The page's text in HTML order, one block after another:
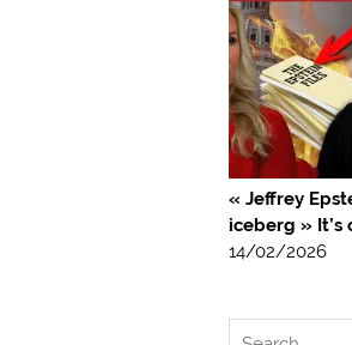
« Jeffrey
iceberg » It’s
14/02/2026